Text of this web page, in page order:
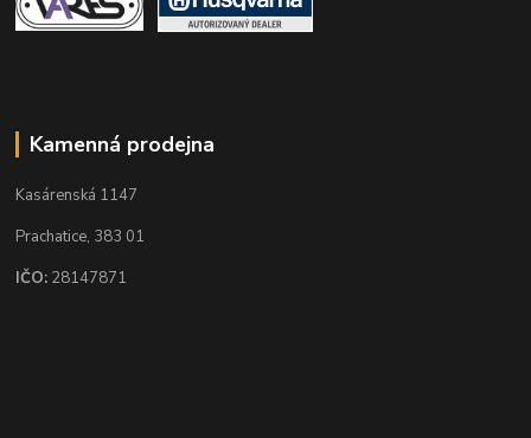
Kamenná prodejna
Kasárenská 1147
Prachatice, 383 01
IČO: 28147871